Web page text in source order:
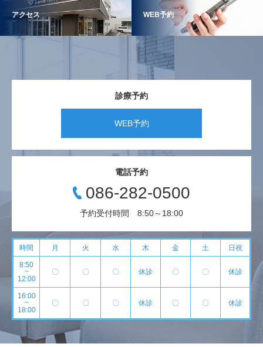
アクセス WEB予約
診療予約
WEB予約
電話予約
086-282-0500
予約受付時間 8:50～18:00
時間 月 火 水 木 金 土 日祝
8:50
~
12:00
〇 〇 〇 休診 〇 〇 休診
16:00
~
18:00
〇 〇 〇 休診 〇 〇 休診